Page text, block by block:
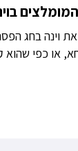
וינה בחג
או כפי שהוא